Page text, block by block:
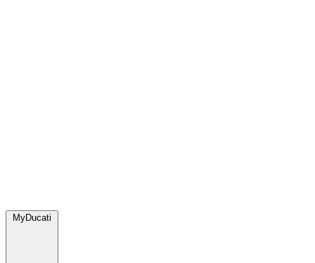
MyDucati